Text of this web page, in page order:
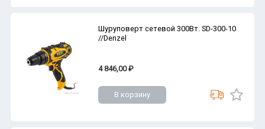
Шуруповерт сетевой 300Вт. SD-300-10
//Denzel
4 846,00 ₽
В корзину